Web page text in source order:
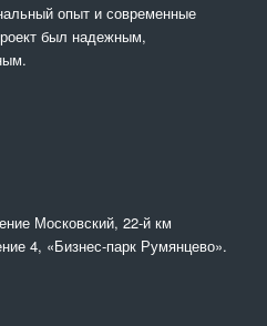
опыт и современные
был надежным,
Московский, 22-й км
4, «Бизнес-парк Румянцево».